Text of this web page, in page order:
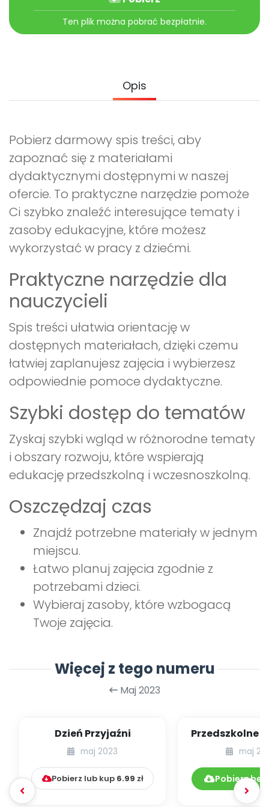
Archiwalne numery
Pomoc
Promocje
Ten plik można pobrać bezpłatnie.
Opis
Pobierz darmowy spis treści, aby
zapoznać się z materiałami
dydaktycznymi dostępnymi w naszej
ofercie. To praktyczne narzędzie pomoże
Ci szybko znaleźć interesujące tematy i
zasoby edukacyjne, które możesz
wykorzystać w pracy z dziećmi.
Praktyczne narzędzie dla
nauczycieli
Spis treści ułatwia orientację w
dostępnych materiałach, dzięki czemu
łatwiej zaplanujesz zajęcia i wybierzesz
odpowiednie pomoce dydaktyczne.
Szybki dostęp do tematów
Zyskaj szybki wgląd w różnorodne tematy
i obszary rozwoju, które wspierają
edukację przedszkolną i wczesnoszkolną.
Oszczędzaj czas
Znajdź potrzebne materiały w jednym
miejscu.
Łatwo planuj zajęcia zgodnie z
potrzebami dzieci.
Wybieraj zasoby, które wzbogacą
Twoje zajęcia.
Więcej z tego numeru
Maj 2023
Dzień Przyjaźni
maj 2023
Pobierz lub kup 6.99 zł
Przedszkolne
namaj
Pobierz